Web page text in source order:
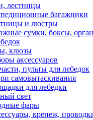
лестницы
багажники
и люстры
сумки, боксы,
клюзы
аксессуаров
пульты для лебедок
самовытаскивания
для лебедки
свет
фары
крепеж, проводка